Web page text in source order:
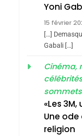
5
Yoni
15 février
[…]
Gabali […]
Cinéma,
sommets
«Les
Une
religion